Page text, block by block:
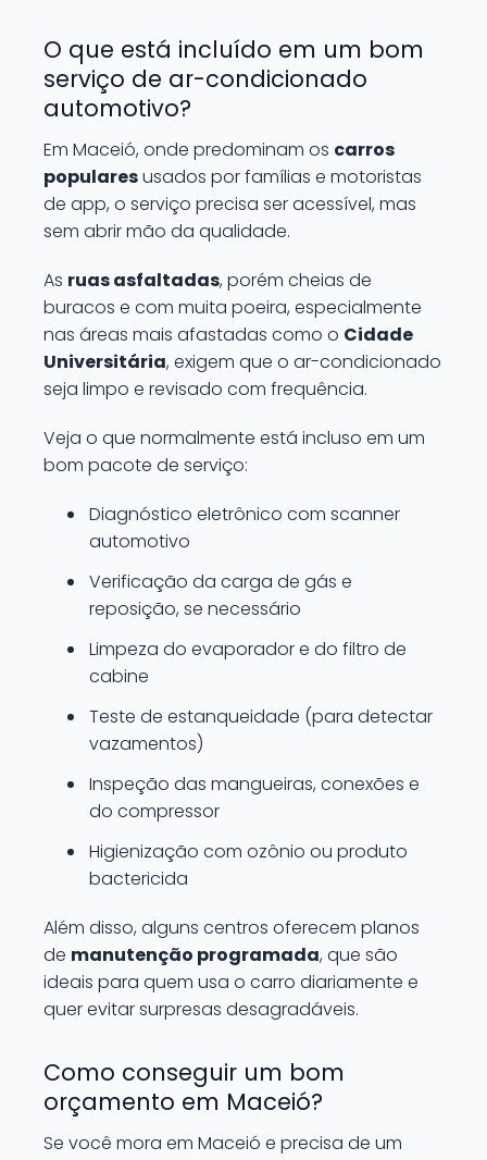
O que está incluído em um bom
serviço de ar-condicionado
automotivo?
Em Maceió, onde predominam os carros
popularesusados por famílias e motoristas
de app, o serviço precisa ser acessível, mas
sem abrir mão da qualidade.
As ruas asfaltadas, porém cheias de
buracos e com muita poeira, especialmente
nas áreas mais afastadas como o Cidade
Universitária, exigem que o ar-condicionado
seja limpo e revisado com frequência.
Veja o que normalmente está incluso em um
bom pacote de serviço:
Diagnóstico eletrônico com scanner
automotivo
Verificação da carga de gás e
reposição, se necessário
Limpeza do evaporador e do filtro de
cabine
Teste de estanqueidade (para detectar
vazamentos)
Inspeção das mangueiras, conexões e
do compressor
Higienização com ozônio ou produto
bactericida
Além disso, alguns centros oferecem planos
de manutenção programada, que são
ideais para quem usa o carro diariamente e
quer evitar surpresas desagradáveis.
Como conseguir um bom
orçamento em Maceió?
Se você mora em Maceió e precisa de um